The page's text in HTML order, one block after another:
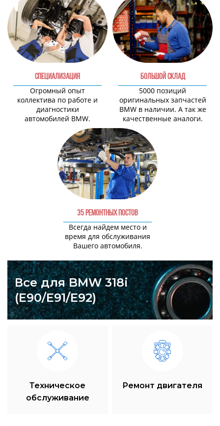
СПЕЦИАЛИЗАЦИЯ
Огромный опыт
коллектива по работе и
диагностики
автомобилей BMW.
БОЛЬШОЙ СКЛАД
5000 позиций
оригинальных запчастей
BMW в наличии. А так же
качественные аналоги.
35 РЕМОНТНЫХ ПОСТОВ
Всегда найдем место и
время для обслуживания
Вашего автомобиля.
Все для BMW 318i
(E90/E91/E92)
Техническое
обслуживание
Ремонт двигателя